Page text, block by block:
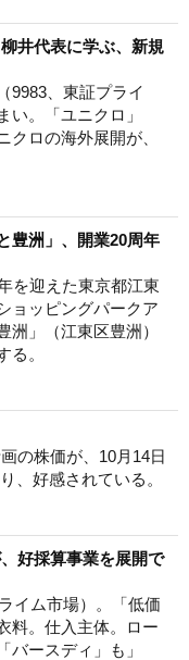
井代表に学ぶ、新規
9983、東証プライ
い。「ユニクロ」
クロの海外展開が、
豊洲」、開業20周年
を迎えた東京都江東
ョッピングパークア
洲」（江東区豊洲）
る。
の株価が、10月14日
、好感されている。
好採算事業を展開で
イム市場）。「低価
料。仕入主体。ロー
バースディ」も」